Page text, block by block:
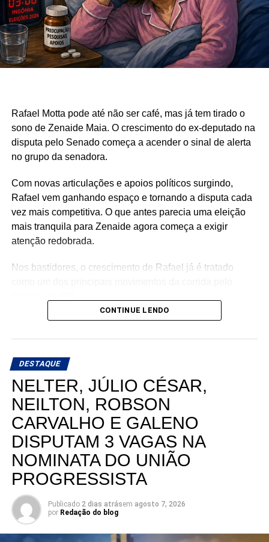
Rafael Motta pode até não ser café, mas já tem tirado o
sono de Zenaide Maia. O crescimento do ex-deputado na
disputa pelo Senado começa a acender o sinal de alerta
no grupo da senadora.
Com novas articulações e apoios políticos surgindo,
Rafael vem ganhando espaço e tornando a disputa cada
vez mais competitiva. O que antes parecia uma eleição
mais tranquila para Zenaide agora começa a exigir
atenção redobrada.
Nos bastidores, o crescimento de Rafael já é tratado
CONTINUE LENDO
DESTAQUE
NELTER, JÚLIO CÉSAR,
NEILTON, ROBSON
CARVALHO E GALENO
DISPUTAM 3 VAGAS NA
NOMINATA DO UNIÃO
PROGRESSISTA
Publicado 2 dias atrásem agosto 7, 2026
por Redação do blog